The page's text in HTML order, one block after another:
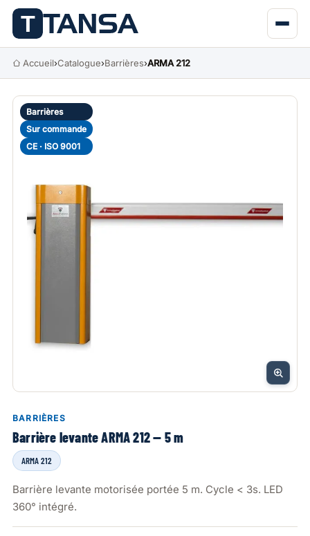
Accueil›Catalogue›Barrières›ARMA 212
Barrières
Sur commande
CE · ISO 9001
BARRIÈRES
Barrière levante ARMA 212 — 5 m
ARMA 212
Barrière levante motorisée portée 5 m. Cycle < 3s. LED
360° intégré.